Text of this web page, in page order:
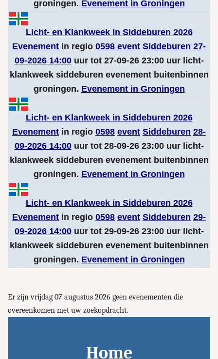
groningen. Evenement in Groningen
Licht- en Klankweek in Siddeburen 2026
Evenement in regio 0598 event Siddeburen 27-
09-2026 14:00uur tot 27-09-26 23:00 uur licht-
klankweek siddeburen evenement buitenbinnen
groningen. Evenement in Groningen
Licht- en Klankweek in Siddeburen 2026
Evenement in regio 0598 event Siddeburen 28-
09-2026 14:00uur tot 28-09-26 23:00 uur licht-
klankweek siddeburen evenement buitenbinnen
groningen. Evenement in Groningen
Licht- en Klankweek in Siddeburen 2026
Evenement in regio 0598 event Siddeburen 29-
09-2026 14:00uur tot 29-09-26 23:00 uur licht-
klankweek siddeburen evenement buitenbinnen
groningen. Evenement in Groningen
Er zijn vrijdag 07 augustus 2026 geen evenementen die
overeenkomen met uw zoekopdracht.
Home